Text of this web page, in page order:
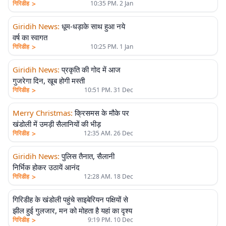
गिरिडीह > 10:35 PM. 2 Jan
Giridih News: धूम-धड़ाके साथ हुआ नये
वर्ष का स्वागत
गिरिडीह > 10:25 PM. 1 Jan
Giridih News: प्रकृति की गोद में आज
गुजरेगा दिन, खूब होगी मस्ती
गिरिडीह > 10:51 PM. 31 Dec
Merry Christmas: क्रिसमस के मौके पर
खंडोली में उमड़ी सैलानियों की भीड़
गिरिडीह > 12:35 AM. 26 Dec
Giridih News: पुलिस तैनात, सैलानी
निर्भिक होकर उठायें आनंद
गिरिडीह > 12:28 AM. 18 Dec
गिरिडीह के खंडोली पहुंचे साइबेरियन पक्षियों से
झील हुई गुलजार, मन को मोहता है यहां का दृश्य
गिरिडीह > 9:19 PM. 10 Dec